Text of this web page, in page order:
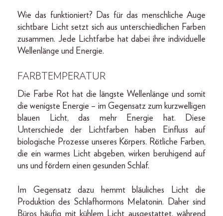
Wie das funktioniert? Das für das menschliche Auge
sichtbare Licht setzt sich aus unterschiedlichen Farben
zusammen. Jede Lichtfarbe hat dabei ihre individuelle
Wellenlänge und Energie.
FARBTEMPERATUR
Die Farbe Rot hat die längste Wellenlänge und somit
die wenigste Energie – im Gegensatz zum kurzwelligen
blauen Licht, das mehr Energie hat. Diese
Unterschiede der Lichtfarben haben Einfluss auf
biologische Prozesse unseres Körpers. Rötliche Farben,
die ein warmes Licht abgeben, wirken beruhigend auf
uns und fördern einen gesunden Schlaf.
Im Gegensatz dazu hemmt bläuliches Licht die
Produktion des Schlafhormons Melatonin. Daher sind
Büros häufig mit kühlem Licht ausgestattet, während